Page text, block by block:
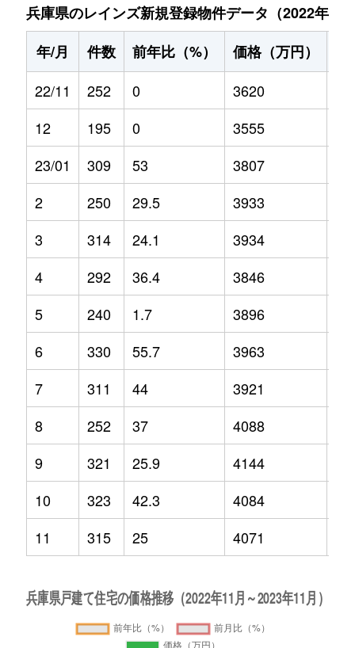
兵庫県のレインズ新規登録物件データ（2022年11
年/月
件数 前年比（%） 価格（万円）
22/11
252 0 3620
12
195 0 3555
23/01
309 53 3807
2
250 29.5 3933
3
314 24.1 3934
4
292 36.4 3846
5
240 1.7 3896
6
330 55.7 3963
7
311 44 3921
8
252 37 4088
9
321 25.9 4144
10
323 42.3 4084
11
315 25 4071